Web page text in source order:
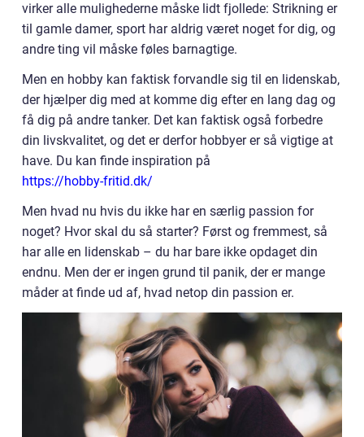
virker alle mulighederne måske lidt fjollede: Strikning er
til gamle damer, sport har aldrig været noget for dig, og
andre ting vil måske føles barnagtige.
Men en hobby kan faktisk forvandle sig til en lidenskab,
der hjælper dig med at komme dig efter en lang dag og
få dig på andre tanker. Det kan faktisk også forbedre
din livskvalitet, og det er derfor hobbyer er så vigtige at
have. Du kan finde inspiration på
https://hobby-fritid.dk/
Men hvad nu hvis du ikke har en særlig passion for
noget? Hvor skal du så starter? Først og fremmest, så
har alle en lidenskab – du har bare ikke opdaget din
endnu. Men der er ingen grund til panik, der er mange
måder at finde ud af, hvad netop din passion er.